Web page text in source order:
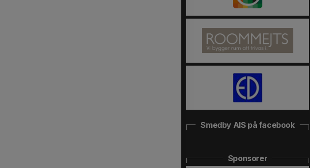
Smedby AIS på facebook
Sponsorer